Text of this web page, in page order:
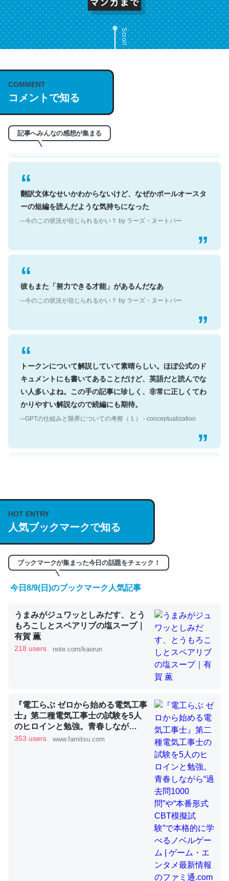
Scroll
COMMENT
コメントで知る
記事へみんなの感想が集まる
これは名文。彼はとてもクレバーなんだろうなと凄く思
う。英語少しでも読める人は原文もお勧め。自分はこの流
れ好き。Let’s Fucking Go. Then Covid hit. Shit.
翻訳文体なせいかわからないけど、なぜかポールオースタ
ーの短編を読んだような気持ちになった
彼もまた「努力できる才能」があるんだなあ
トークンについて解説していて素晴らしい。ほぼ公式のド
キュメントにも書いてあることだけど、英語だと読んでな
い人多いよね。この手の記事に珍しく、非常に正しくてわ
かりやすい解説なので続編にも期待。
https://isobe324649.hatenablog.com/entry/2023/03/27
/064121
─GPTの仕組みと限界についての考察（１） - conceptualization
くらい。小説でいう「ずっと前の伏線」は回収されないけ
ど、短期記憶というには多い分量。進化すればするほど分
かりやすく強くなりそう
─GPTの仕組みと限界についての考察（１） - conceptualization
昆虫ってカルシウム少ないのか。知らんかった。調べたら
コオロギのカルシウム分はエビの600分の1程度。
─ニュース :: 【研究発表】昆虫学の大問題＝「昆虫はなぜ海にいな
論文では「淡水はカルシウムも酸素も不足してて両方に不
利だから両方が拮抗してるのでは」とあって面白い。海に
いる鋏角類（カブトガニ・ウミグモ）はカルシウムを使わ
ずキチンを強化してる筈だが、酵素が違うのか？
─ニュース :: 【研究発表】昆虫学の大問題＝「昆虫はなぜ海にいな
HOT ENTRY
人気ブックマークで知る
ブックマークが集まった今日の話題をチェック！
今日8/9(日)のブックマーク人気記事
うまみがジュワッとしみだす、とう
もろこしとスペアリブの塩スープ｜
有賀 薫
218 users note.com/kaorun
『電工らぶ ゼロから始める電気工事
士』第二種電気工事士の試験を5人
のヒロインと勉強。青春しなが
ら“過去問1000問”や“本番形式CBT
353 users www.famitsu.com